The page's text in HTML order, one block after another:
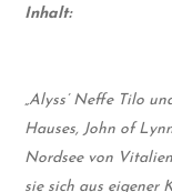
Inhalt:
„Alyss’ Neffe Tilo
Hauses, John of
Nordsee von
sie sich aus eigener